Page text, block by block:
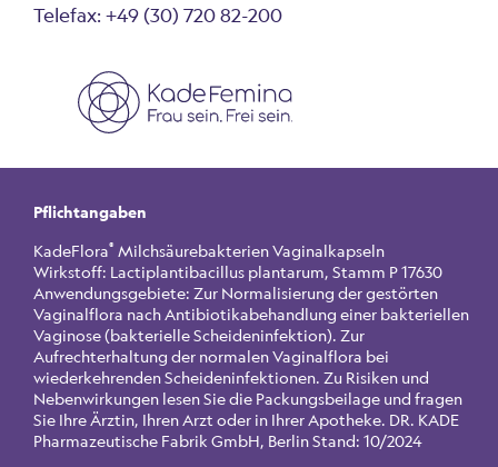
Telefax: +49 (30) 720 82-200
Pflichtangaben
KadeFlora® Milchsäurebakterien Vaginalkapseln
Wirkstoff: Lactiplantibacillus plantarum, Stamm P 17630
Anwendungsgebiete: Zur Normalisierung der gestörten
Vaginalflora nach Antibiotikabehandlung einer bakteriellen
Vaginose (bakterielle Scheideninfektion). Zur
Aufrechterhaltung der normalen Vaginalflora bei
wiederkehrenden Scheideninfektionen. Zu Risiken und
Nebenwirkungen lesen Sie die Packungsbeilage und fragen
Sie Ihre Ärztin, Ihren Arzt oder in Ihrer Apotheke. DR. KADE
Pharmazeutische Fabrik GmbH, Berlin Stand: 10/2024